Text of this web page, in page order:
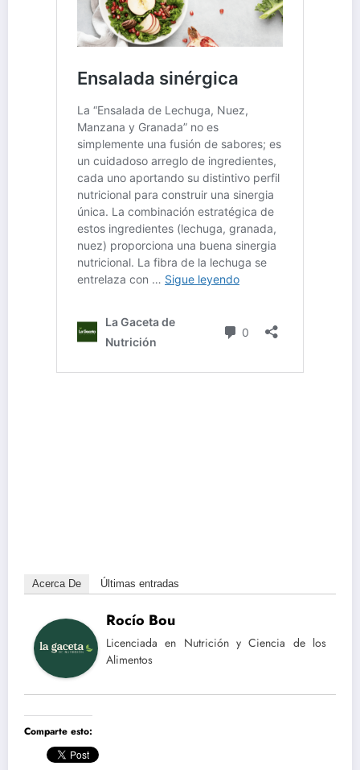
Acerca De Últimas entradas
Rocío Bou
Licenciada en Nutrición y Ciencia de los
Alimentos
Comparte esto: